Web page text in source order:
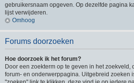
gebruikersnaam opgeven. Op dezelfde pagina
lijst verwijderen.
Omhoog
Forums doorzoeken
Hoe doorzoek ik het forum?
Door een zoekterm op te geven in het zoekveld,
forum- en onderwerppagina. Uitgebreid zoeken